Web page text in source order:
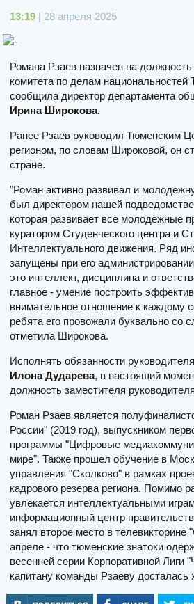
13:19 | 28 апреля 2025
Романа Рзаев назначен на
комитета по делам национальностей
сообщила директор департамента
Ирина Широкова.
Ранее Рзаев руководил Тюменским
регионом, по словам Широковой, он
стране.
"Роман активно развивал и
был директором нашей
которая развивает все молодежные
куратором Студенческого центра и
Интеллектуального движения. Ряд
запущены при его
это интеллект, дисциплина и
главное - умение построить
внимательное отношение к каждому
ребята его провожали буквально со
отметила Широкова.
Исполнять обязанности
Илона Дударева, в настоящий
должность заместителя
Роман Рзаев является
России" (2019 год), выпускником
программы "Цифровые
мире". Также прошел обучение в
управления "Сколково" в рамках
кадрового резерва региона. Помимо
увлекается интеллектуальными
информационный центр
занял второе место в телевикторине
апреле - что тюменские знатоки
весенней серии Корпоративной Лиги
капитану команды Рзаеву досталась